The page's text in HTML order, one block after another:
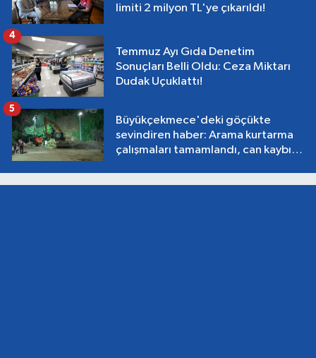
limiti 2 milyon TL'ye çıkarıldı!
Temmuz Ayı Gıda Denetim
Sonuçları Belli Oldu: Ceza Miktarı
Dudak Uçuklattı!
4
Büyükçekmece'deki göçükte
sevindiren haber: Arama kurtarma
çalışmaları tamamlandı, can kaybı
5